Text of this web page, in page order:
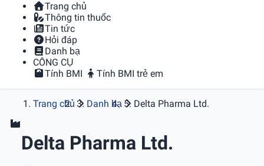
Trang chủ
Thông tin thuốc
Tin tức
Hỏi đáp
Danh bạ
CÔNG CỤ
Tính BMI
Tính BMI trẻ em
Trang chủ Danh bạ Delta Pharma Ltd.
Delta Pharma Ltd.